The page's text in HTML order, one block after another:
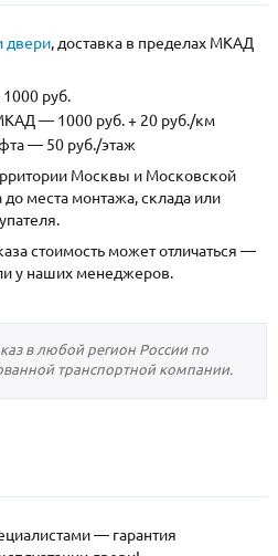
двери, доставка в пределах МКАД
руб.
— 1000 руб. + 20 руб./км
— 50 руб./этаж
Москвы и Московской
до места монтажа, склада или
стоимость может отличаться —
у наших менеджеров.
в любой регион России по
транспортной компании.
— гарантия